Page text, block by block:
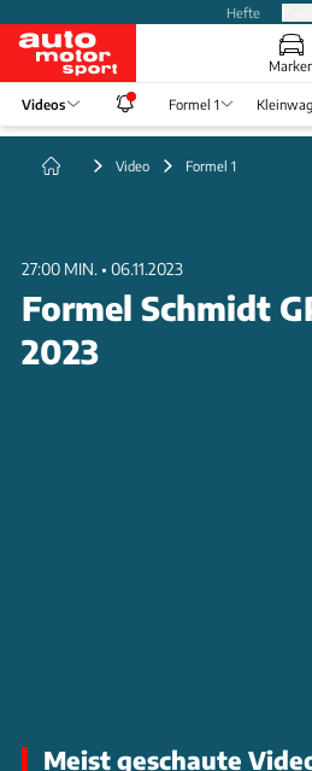
Hefte
Videos Formel 1
Video Formel 1
27:00 MIN. • 06.11.2023
Formel Schmidt
2023
Meist geschaute